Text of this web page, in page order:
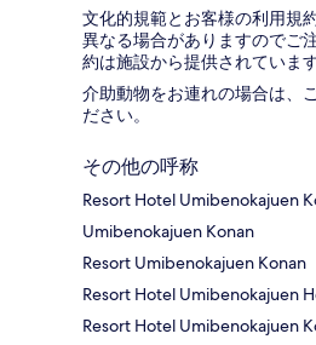
文化的規範とお客様の利用規
異なる場合がありますのでご
約は施設から提供されています
介助動物をお連れの場合は、
ださい。
その他の呼称
Resort Hotel Umibenokajuen
Umibenokajuen Konan
Resort Umibenokajuen Konan
Resort Hotel Umibenokajuen
Resort Hotel Umibenokajuen